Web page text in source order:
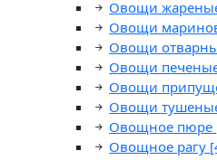
Овощи
Овощи
Овощи
Овощи
Овощи
Овощи
Овощное пюре
Овощное рагу